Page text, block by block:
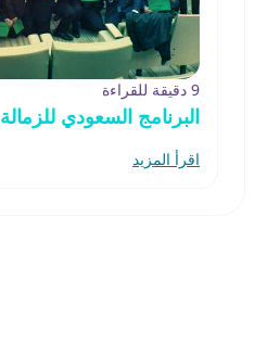
9 دقيقة للقراءة
البرنامج السعودي للزمالة
اقرأ المزيد